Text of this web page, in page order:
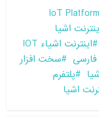
اشیا
اینترنت اشیاء IOT
فارسی
سخت افزار
پلتفرم
اشیا